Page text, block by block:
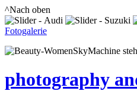
^Nach oben
Fotogalerie
SkyMachine
photography